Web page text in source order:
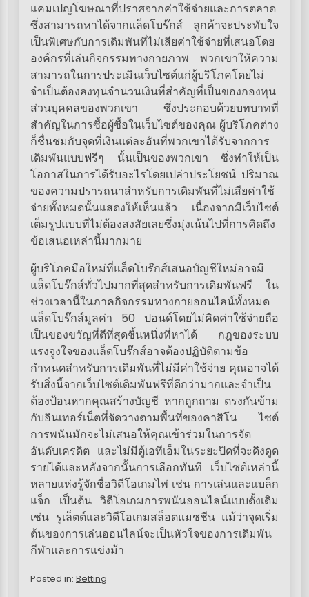
แคมเปญโฆษณาที่ปราศจากค่าใช้จ่ายและการตลาด
ซึ่งสามารถหาได้จากแล็ดโบร๊กส์ ลูกค้าจะประทับใจ
เป็นพิเศษกับการเดิมพันที่ไม่เสียค่าใช้จ่ายที่เสนอโดย
องค์กรที่เล่นกิจกรรมทางกายภาพ พวกเขาให้ความ
สามารถในการประเมินเว็บไซต์แก่ผู้บริโภคโดยไม่
จำเป็นต้องลงทุนจำนวนเงินที่สำคัญที่เป็นของกองทุน
ส่วนบุคคลของพวกเขา ซึ่งประกอบด้วยบทบาทที่
สำคัญในการซื้อผู้ซื้อในเว็บไซต์ของคุณ ผู้บริโภคต่าง
ก็ชื่นชมกับจุดที่เงินแต่ละอันที่พวกเขาได้รับจากการ
เดิมพันแบบฟรีๆ นั้นเป็นของพวกเขา ซึ่งทำให้เป็น
โอกาสในการได้รับอะไรโดยเปล่าประโยชน์ ปริมาณ
ของความปรารถนาสำหรับการเดิมพันที่ไม่เสียค่าใช้
จ่ายทั้งหมดนั้นแสดงให้เห็นแล้ว เนื่องจากมีเว็บไซต์
เต็มรูปแบบที่ไม่ต้องสงสัยเลยซึ่งมุ่งเน้นไปที่การคิดถึง
ข้อเสนอเหล่านี้มากมาย
ผู้บริโภคมือใหม่ที่แล็ดโบร๊กส์เสนอบัญชีใหม่อาจมี
แล็ดโบร๊กส์ทั่วไปมากที่สุดสำหรับการเดิมพันฟรี ใน
ช่วงเวลานี้ในภาคกิจกรรมทางกายออนไลน์ทั้งหมด
แล็ดโบร๊กส์มูลค่า 50 ปอนด์โดยไม่คิดค่าใช้จ่ายถือ
เป็นของขวัญที่ดีที่สุดชิ้นหนึ่งที่หาได้ กฎของระบบ
แรงจูงใจของแล็ดโบร๊กส์อาจต้องปฏิบัติตามข้อ
กำหนดสำหรับการเดิมพันที่ไม่มีค่าใช้จ่าย คุณอาจได้
รับสิ่งนี้จากเว็บไซต์เดิมพันฟรีที่ดีกว่ามากและจำเป็น
ต้องป้อนหากคุณสร้างบัญชี หากถูกถาม ตรงกันข้าม
กับอินเทอร์เน็ตที่จัดวางตามพื้นที่ของคาสิโน ไซต์
การพนันมักจะไม่เสนอให้คุณเข้าร่วมในการจัด
อันดับเครดิต และไม่มีตู้เอทีเอ็มในระยะปิดที่จะดึงดูด
รายได้และหลังจากนั้นการเลือกทันที เว็บไซต์เหล่านี้
หลายแห่งรู้จักชื่อวิดีโอเกมไพ่ เช่น การเล่นและแบล็ก
แจ็ก เป็นต้น วิดีโอเกมการพนันออนไลน์แบบดั้งเดิม
เช่น รูเล็ตต์และวิดีโอเกมสล็อตแมชชีน แม้ว่าจุดเริ่ม
ต้นของการเล่นออนไลน์จะเป็นหัวใจของการเดิมพัน
กีฬาและการแข่งม้า
Posted in: Betting